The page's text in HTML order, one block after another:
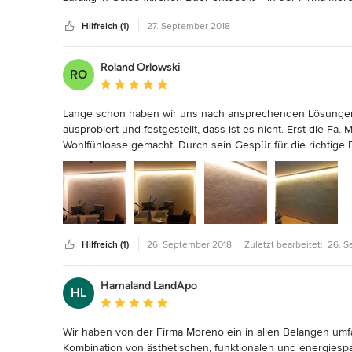
einen passgenaues Konzept zu entwickeln und vor allem
Das Ergebnis ist überwältigend! Befreit von all unseren
unsichtbar verbaut – modernste ansteuerbare und frei
Bereichen des Hauses innen und außen für genau
gewünscht oder benötigt werden.
Vom Erstkontakt über die Planung bis zur Umsetzung und
Team seine Professionalität eindrucksvoll unter Beweis
mit Blick auf die kalkulierten Kosten – soll dabei nicht
gut gelaunt ist... ;-)
Diese Firma ist für anspruchsvolle Kunden unbedingt
Hilfreich (1) 27. September 2018
RO
Roland Orlowski
Durchschnittliche Bewertung: 5 von 5 Sternen
Lange schon haben wir uns nach ansprechenden
ausprobiert und festgestellt, dass ist es nicht. Erst die Fa.
Wohlfühloase gemacht. Durch sein Gespür für die
Gefühl gehabt. Sein Lichtkonzept hat uns überzeugt und
wurden innerhalb kürzester Zeit unsere Wohnräume zu
Leistungsverhältnis stimmt, die Freundlichkeit in
unsere Erwartungen.
Hilfreich (1) 26. September 2018 Zuletzt bearbeitet: 26.
HL
Hamaland LandApo
Durchschnittliche Bewertung: 5 von 5 Sternen
Wir haben von der Firma Moreno ein in allen Belangen
Kombination von ästhetischen, funktionalen und